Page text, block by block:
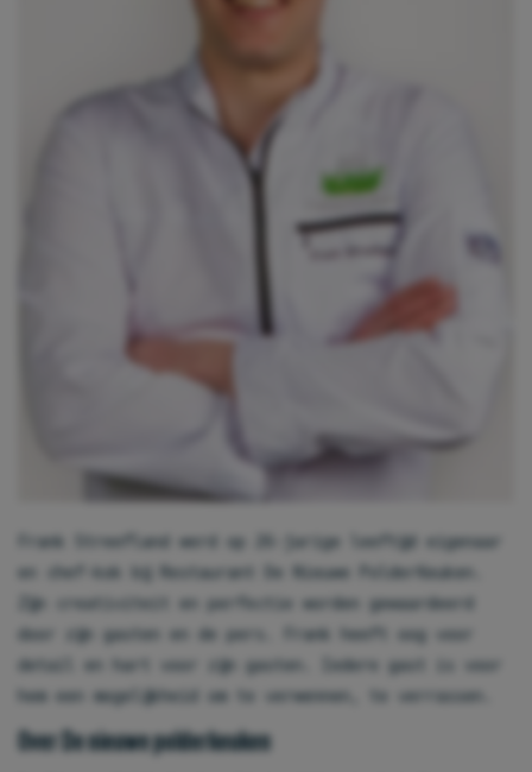
Frank Streefland werd op 26-jarige leeftijd eigenaar
en chef-kok bij Restaurant De Nieuwe PolderKeuken.
Zijn creativiteit en perfectie worden gewaardeerd
door zijn gasten en de pers. Frank heeft oog voor
detail en hart voor zijn gasten. Iedere gast is voor
hem een mogelijkheid om te verwennen, te verrassen.
Over De nieuwe polderkeuken